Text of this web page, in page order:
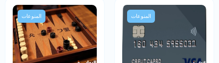
المنوعات المنوعات